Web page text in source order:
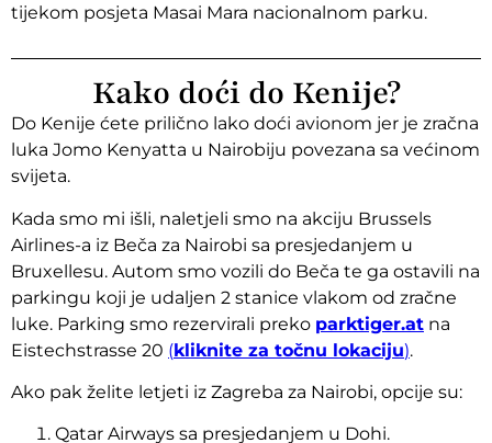
tijekom posjeta Masai Mara nacionalnom parku.
Kako doći do Kenije?
Do Kenije ćete prilično lako doći avionom jer je zračna
luka Jomo Kenyatta u Nairobiju povezana sa većinom
svijeta.
Kada smo mi išli, naletjeli smo na akciju Brussels
Airlines-a iz Beča za Nairobi sa presjedanjem u
Bruxellesu. Autom smo vozili do Beča te ga ostavili na
parkingu koji je udaljen 2 stanice vlakom od zračne
luke. Parking smo rezervirali preko parktiger.at na
Eistechstrasse 20 (kliknite za točnu lokaciju).
Ako pak želite letjeti iz Zagreba za Nairobi, opcije su:
Qatar Airways sa presjedanjem u Dohi.